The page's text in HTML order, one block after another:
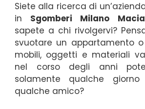
Siete alla ricerca di
in Sgomberi Milano
sapete a chi rivolgervi?
svuotare un appartamento
mobili, oggetti e materiali
nel corso degli anni
solamente qualche
qualche amico?